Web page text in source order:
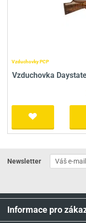
Vzduchovky PCP
Vzduchovka
Newsletter
Informace pro